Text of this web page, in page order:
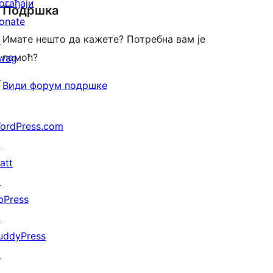
reviews
Подршка
Имате нешто да кажете? Потребна вам је
помоћ?
Види форум подршке